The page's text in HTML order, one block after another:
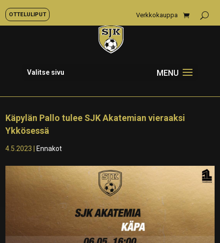
OTTELULIPUT Verkkokauppa
Valitse sivu
Käpylän Pallo tulee SJK Akatemian vieraaksi
Ykkösessä
4.5.2023 Ennakot